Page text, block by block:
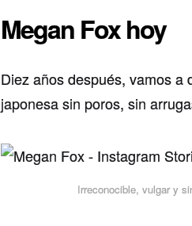
Megan Fox hoy
Diez años después, vamos a
japonesa sin poros, sin
Irreconocible, vulgar y